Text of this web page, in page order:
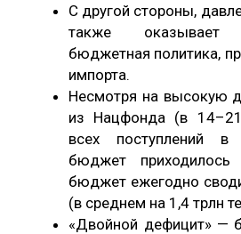
С другой стороны,
также оказывает
бюджетная политика,
импорта.
Несмотря на высокую
из Нацфонда (в
всех поступлений в
бюджет приходилось
бюджет ежегодно
(в среднем на 1,4 трлн
«Двойной дефицит»